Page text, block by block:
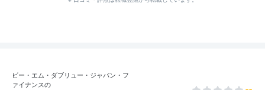
ビー・エム・ダブリュー・ジャパン・フ
ァイナンスの